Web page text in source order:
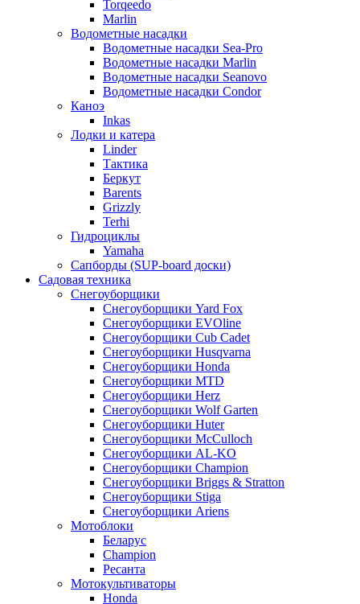
Torqeedo
Marlin
Водометные насадки
Водометные насадки Sea-Pro
Водометные насадки Marlin
Водометные насадки Seanovo
Водометные насадки Condor
Каноэ
Inkas
Лодки и катера
Linder
Тактика
Беркут
Barents
Grizzly
Terhi
Гидроциклы
Yamaha
Сапборды (SUP-board доски)
Садовая техника
Снегоуборщики
Снегоуборщики Yard Fox
Снегоуборщики EVOline
Снегоуборщики Cub Cadet
Снегоуборщики Husqvarna
Снегоуборщики Honda
Снегоуборщики MTD
Снегоуборщики Herz
Снегоуборщики Wolf Garten
Снегоуборщики Huter
Снегоуборщики McCulloch
Снегоуборщики AL-KO
Снегоуборщики Champion
Снегоуборщики Briggs & Stratton
Снегоуборщики Stiga
Снегоуборщики Ariens
Мотоблоки
Беларус
Champion
Ресанта
Мотокультиваторы
Honda